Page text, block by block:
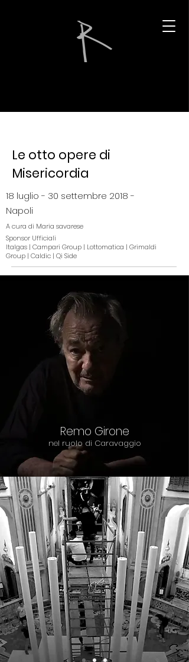
Le otto opere di
Misericordia
18 luglio - 30 settembre 2018 -
Napoli
A cura di Maria savarese
Sponsor Ufficiali
Italgas | Campari Group | Lottomatica | Grimaldi
Group | Caldic | Qi Side
Remo Girone
nel ruolo di Caravaggio